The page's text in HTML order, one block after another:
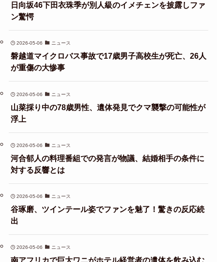
日向坂46下田衣珠季が別人級のイメチェンを披露しファ
ン驚愕
2026-05-06 ニュース
磐越道マイクロバス事故で17歳男子高校生が死亡、26人
が重傷の大惨事
2026-05-06 ニュース
山菜採り中の78歳男性、遺体発見でクマ襲撃の可能性が
浮上
2026-05-06 ニュース
河合郁人の料理番組での発言が物議、結婚相手の条件に
対する反響とは
2026-05-06 ニュース
谷琢磨、ツインテール姿でファンを魅了！驚きの反応続
出
2026-05-06 ニュース
南アフリカで巨大ワニがホテル経営者の遺体を飲み込む